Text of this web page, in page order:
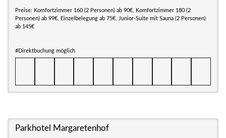
Preise: Komfortzimmer 160 (2 Personen) ab 90€, Komfortzimmer 180 (2
Personen) ab 99€, Einzelbelegung ab 75€, Junior-Suite mit Sauna (2 Personen)
ab 145€
#Direktbuchung möglich
Parkhotel Margaretenhof